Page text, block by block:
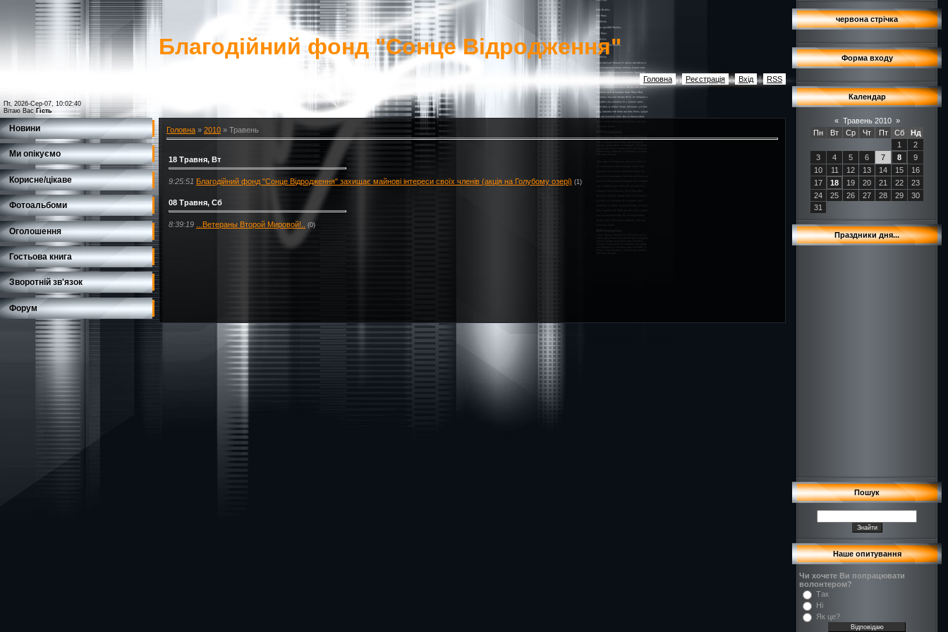
Пт, 2026-Сер-07, 10:02:40
Вітаю Вас Гість
Благодійний фонд "Сонце Відродження"
Головна | Реєстрація | Вхід | RSS
Новини
Ми опікуємо
Корисне/цікаве
Фотоальбоми
Оголошення
Гостьова книга
Зворотній зв'язок
Форум
Головна » 2010 » Травень
18 Травня, Вт
9:25:51 Благодійний фонд "Сонце Відродження" захищає майнові інтереси своїх членів (акція на Голубому озері) (1)
08 Травня, Сб
8:39:19 ...Ветераны Второй Мировой!.. (0)
червона стрічка
Форма входу
Календар
« Травень 2010 »
Пн
Вт Ср Чт Пт Сб
Нд
1
2
3
4 5 6 7 8
9
10
11 12 13 14 15
16
17
18 19 20 21 22
23
24
25 26 27 28 29
30
31
Праздники дня...
Пошук
Наше опитування
Чи хочете Ви попрацювати
волонтером?
Так
Ні
Як це?